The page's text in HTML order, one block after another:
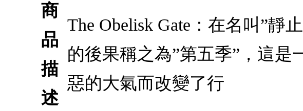
商
品
描
述
The Obelisk Gate：在名叫”靜
的後果稱之為”第五季”，這
惡的大氣而改變了行